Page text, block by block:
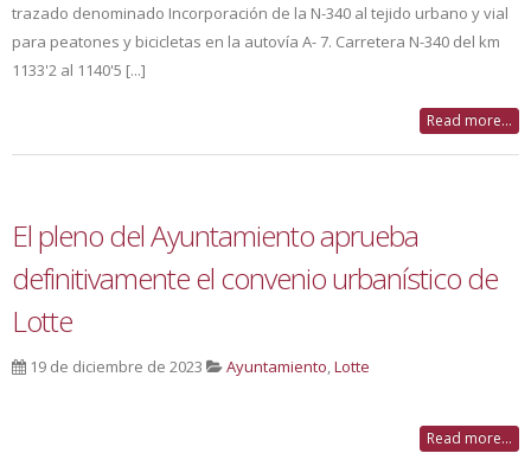
trazado denominado Incorporación de la N-340 al tejido urbano y vial
para peatones y bicicletas en la autovía A- 7. Carretera N-340 del km
1133'2 al 1140'5 [...]
Read more...
El pleno del Ayuntamiento aprueba
definitivamente el convenio urbanístico de
Lotte
19 de diciembre de 2023 Ayuntamiento,Lotte
Read more...